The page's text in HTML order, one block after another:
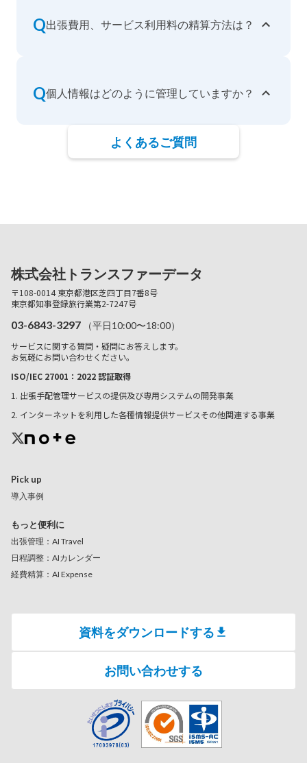
Q出張費用、サービス利用料の精算方法は？
Q個人情報はどのように管理していますか？
よくあるご質問
株式会社トランスファーデータ
〒108-0014 東京都港区芝四丁目7番8号
東京都知事登録旅行業第2-7247号
03-6843-3297
（平日10:00〜18:00）
サービスに関する質問・疑問にお答えします。
お気軽にお問い合わせください。
ISO/IEC 27001：2022 認証取得
1. 出張手配管理サービスの提供及び専用システムの開発事業
2. インターネットを利用した各種情報提供サービスその他関連する事業
Pick up
導入事例
もっと便利に
出張管理：AI Travel
日程調整：AIカレンダー
経費精算：AI Expense
資料をダウンロードする
お問い合わせする